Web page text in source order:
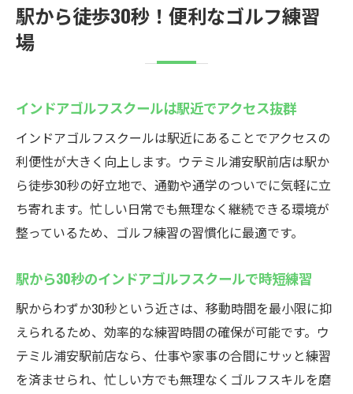
駅から徒歩30秒！便利なゴルフ練習
場
インドアゴルフスクールは駅近でアクセス抜群
インドアゴルフスクールは駅近にあることでアクセスの
利便性が大きく向上します。ウテミル浦安駅前店は駅か
ら徒歩30秒の好立地で、通勤や通学のついでに気軽に立
ち寄れます。忙しい日常でも無理なく継続できる環境が
整っているため、ゴルフ練習の習慣化に最適です。
駅から30秒のインドアゴルフスクールで時短練習
駅からわずか30秒という近さは、移動時間を最小限に抑
えられるため、効率的な練習時間の確保が可能です。ウ
テミル浦安駅前店なら、仕事や家事の合間にサッと練習
を済ませられ、忙しい方でも無理なくゴルフスキルを磨